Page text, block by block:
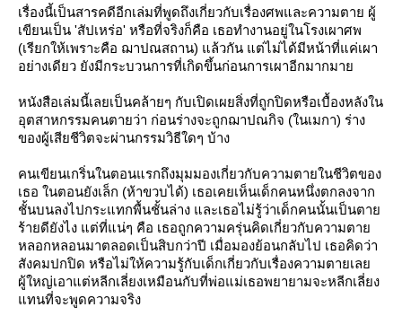
เรื่องนี้เป็นสารคดีอีกเล่มที่พูดถึงเกี่ยวกับเรื่องศพและความตาย ผู้
เขียนเป็น 'สัปเหร่อ' หรือที่จริงก็คือ เธอทำงานอยู่ในโรงเผาศพ
(เรียกให้เพราะคือ ฌาปณสถาน) แล้วกัน แต่ไม่ได้มีหน้าที่แค่เผา
อย่างเดียว ยังมีกระบวนการที่เกิดขึ้นก่อนการเผาอีกมากมา
หนังสือเล่มนี้เลยเป็นคล้ายๆ กับเปิดเผยสิ่งที่ถูกปิดหรือเบื้องหลังใน
อุตสาหกรรมคนตายว่า ก่อนร่างจะถูกฌาปณกิจ (ในเมกา) ร่าง
ของผู้เสียชีวิตจะผ่านกรรมวิธีใดๆ บ้าง
คนเขียนเกริ่นในตอนแรกถึงมุมมองเกี่ยวกับความตายในชีวิตของ
เธอ ในตอนยังเล็ก (ห้าขวบได้) เธอเคยเห็นเด็กคนหนึ่งตกลงจาก
ชั้นบนลงไปกระแทกพื้นชั้นล่าง และเธอไม่รู้ว่าเด็กคนนั้นเป็นตา
ร้ายดียังไง แต่ที่แน่ๆ คือ เธอถูกความครุ่นคิดเกี่ยวกับความตา
หลอกหลอนมาตลอดเป็นสิบกว่าปี เมื่อมองย้อนกลับไป เธอคิดว่า
สังคมปกปิด หรือไม่ให้ความรู้กับเด็กเกี่ยวกับเรื่องความตายเล
ผู้ใหญ่เอาแต่หลีกเลี่ยงเหมือนกับที่พ่อแม่เธอพยายามจะหลีกเลี่ยง
ทนที่จะพูดความจริง